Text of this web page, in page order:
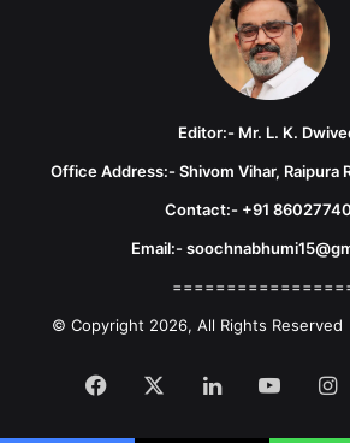
Editor:- Mr. L. K.
Office Address:- Shivom Vihar, Raipura
Contact:- +91
Email:-
© Copyright 2026, All Rights
Facebook LinkedIn